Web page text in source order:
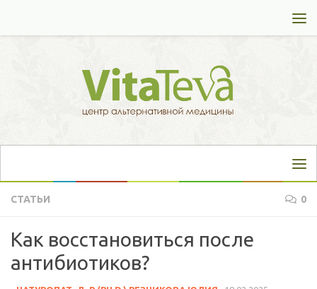
СТАТЬИ 0
Как восстановиться после
антибиотиков?